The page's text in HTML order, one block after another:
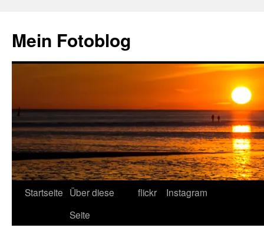
springen
Mein Fotoblog
Startseite Über diese
Seite
flickr Instagram